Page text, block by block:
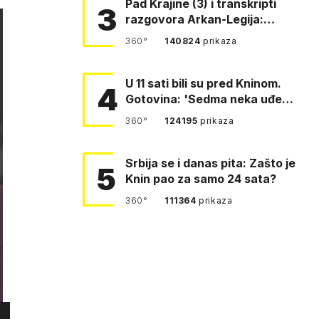
3
Pad Krajine (3) i transkripti
razgovora Arkan-Legija:
'Čujem, prelazite ustašam…
360° 140824prikaza
4 U 11 sati bili su pred Kninom.
Gotovina: 'Sedma neka uđe,
4. gardijska neka g…
360° 124195prikaza
5
Srbija se i danas pita: Zašto je
Knin pao za samo 24 sata?
360° 111364prikaza